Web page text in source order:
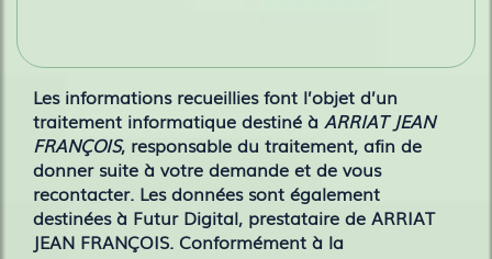
Les informations recueillies font l’objet d’un
traitement informatique destiné à ARRIAT JEAN
FRANÇOIS, responsable du traitement, afin de
donner suite à votre demande et de vous
recontacter. Les données sont également
destinées à Futur Digital, prestataire de ARRIAT
JEAN FRANÇOIS. Conformément à la